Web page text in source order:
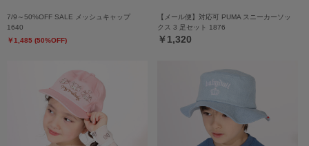
7/9～50%OFF SALE メッシュキャップ
1640
￥1,485 (50%OFF)
【メール便】対応可 PUMA スニーカーソッ
クス 3 足セット 1876
￥1,320